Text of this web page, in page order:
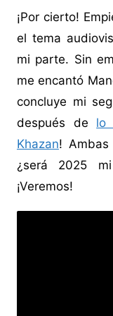
¡Por cierto!
el tema
mi parte. Sin
me encantó
concluye mi
después de lo
Khazan! Ambas
¿será 2025
¡Veremos!